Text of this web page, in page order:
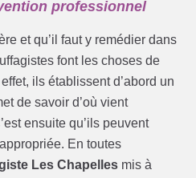
professionnel
et qu’il faut y remédier dans
font les choses de
ils établissent d’abord un
de savoir d’où vient
ensuite qu’ils peuvent
En toutes
Les Chapelles mis à